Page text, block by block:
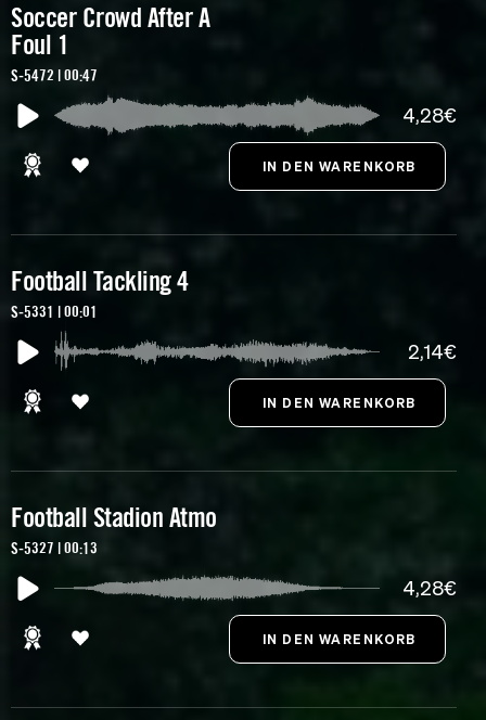
Soccer Crowd After A
Foul 1
S-5472 | 00:47
4,28€
Football Tackling 4
S-5331 | 00:01
2,14€
Football Stadion Atmo
S-5327 | 00:13
4,28€